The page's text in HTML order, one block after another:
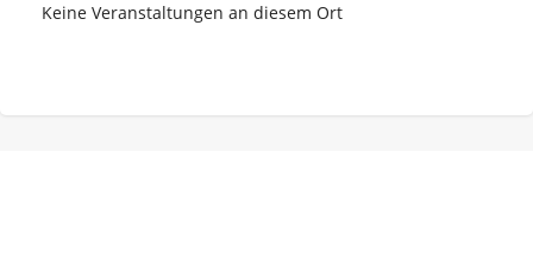
Keine Veranstaltungen an diesem Ort